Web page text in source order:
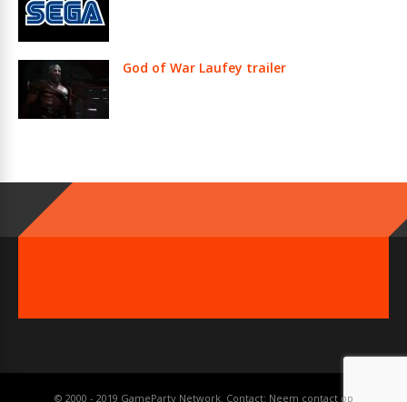
God of War Laufey trailer
© 2000 - 2019 GameParty Network. Contact: Neem contact op